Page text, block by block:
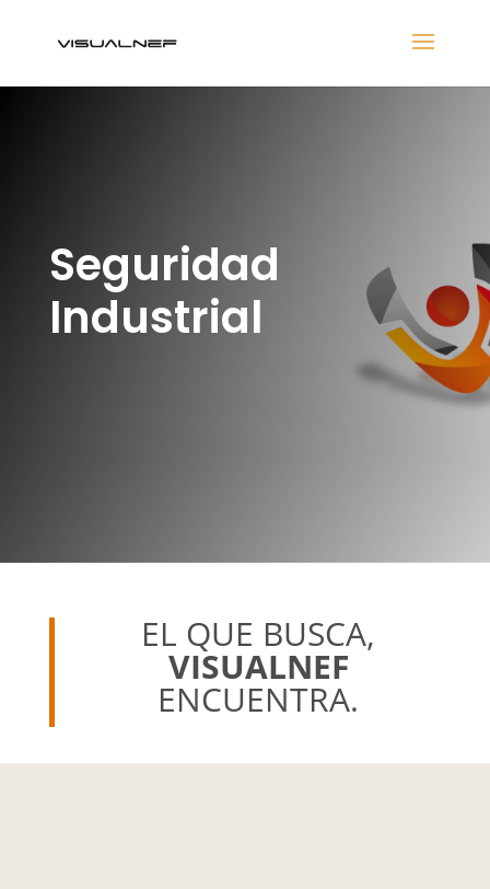
Seguridad
Industrial
EL QUE BUSCA,
VISUALNEF
ENCUENTRA.